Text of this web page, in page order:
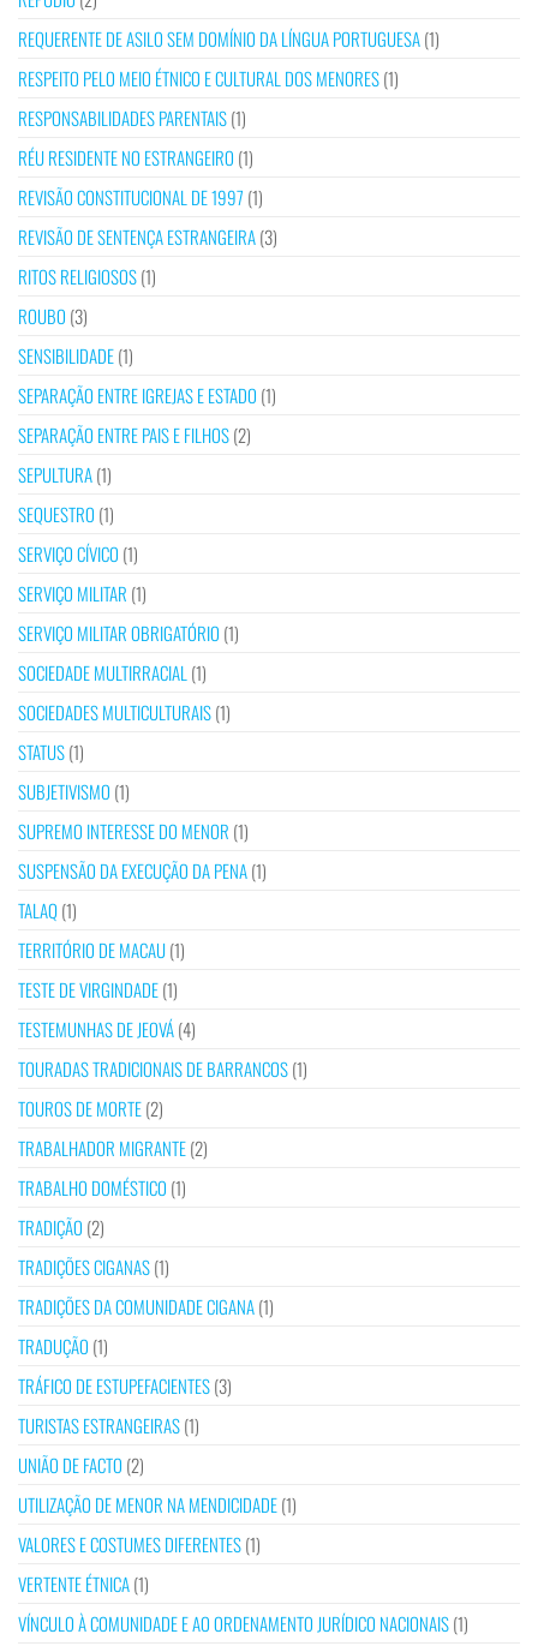
REQUERENTE DE ASILO SEM DOMÍNIO DA LÍNGUA PORTUGUESA(1)
RESPEITO PELO MEIO ÉTNICO E CULTURAL DOS MENORES(1)
RESPONSABILIDADES PARENTAIS(1)
RÉU RESIDENTE NO ESTRANGEIRO (1)
REVISÃO CONSTITUCIONAL DE 1997 (1)
REVISÃO DE SENTENÇA ESTRANGEIRA(3)
RITOS RELIGIOSOS(1)
ROUBO (3)
SENSIBILIDADE(1)
SEPARAÇÃO ENTRE IGREJAS E ESTADO (1)
SEPARAÇÃO ENTRE PAIS E FILHOS(2)
SEPULTURA(1)
SEQUESTRO (1)
SERVIÇO CÍVICO (1)
SERVIÇO MILITAR (1)
SERVIÇO MILITAR OBRIGATÓRIO (1)
SOCIEDADE MULTIRRACIAL (1)
SOCIEDADES MULTICULTURAIS(1)
STATUS(1)
SUBJETIVISMO (1)
SUPREMO INTERESSE DO MENOR (1)
SUSPENSÃO DA EXECUÇÃO DA PENA(1)
TALAQ(1)
TERRITÓRIO DE MACAU(1)
TESTE DE VIRGINDADE(1)
TESTEMUNHAS DE JEOVÁ(4)
TOURADAS TRADICIONAIS DE BARRANCOS(1)
TOUROS DE MORTE(2)
TRABALHADOR MIGRANTE(2)
TRABALHO DOMÉSTICO (1)
TRADIÇÃO (2)
TRADIÇÕES CIGANAS(1)
TRADIÇÕES DA COMUNIDADE CIGANA(1)
TRADUÇÃO (1)
TRÁFICO DE ESTUPEFACIENTES(3)
TURISTAS ESTRANGEIRAS(1)
UNIÃO DE FACTO (2)
UTILIZAÇÃO DE MENOR NA MENDICIDADE(1)
VALORES E COSTUMES DIFERENTES(1)
VERTENTE ÉTNICA(1)
VÍNCULO À COMUNIDADE E AO ORDENAMENTO JURÍDICO NACIONAIS(1)